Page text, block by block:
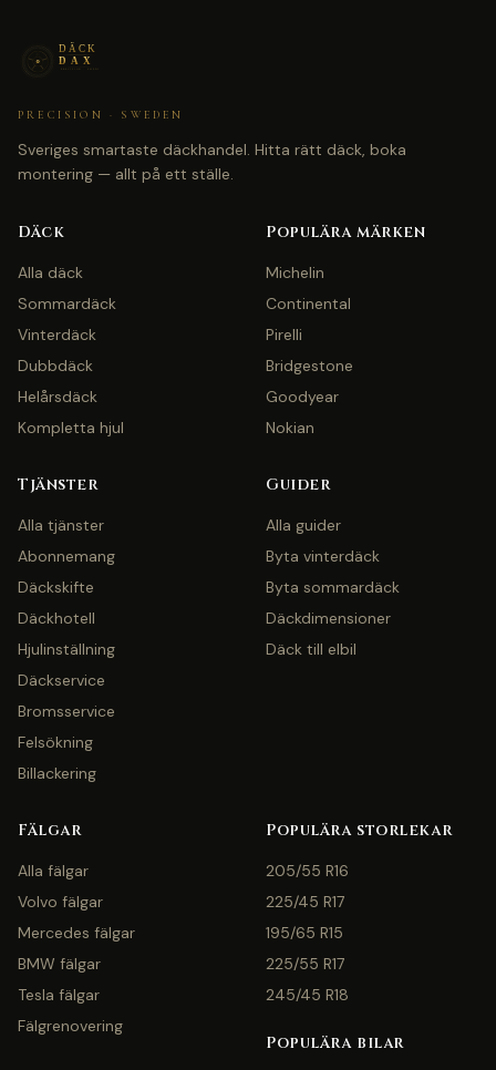
PRECISION · SWEDEN
Sveriges smartaste däckhandel. Hitta rätt däck, boka
montering — allt på ett ställe.
Däck
Alla däck
Sommardäck
Vinterdäck
Dubbdäck
Helårsdäck
Kompletta hjul
Populära märken
Michelin
Continental
Pirelli
Bridgestone
Goodyear
Nokian
Tjänster
Alla tjänster
Abonnemang
Däckskifte
Däckhotell
Hjulinställning
Däckservice
Bromsservice
Felsökning
Billackering
Guider
Alla guider
Byta vinterdäck
Byta sommardäck
Däckdimensioner
Däck till elbil
Fälgar
Alla fälgar
Volvo fälgar
Mercedes fälgar
BMW fälgar
Tesla fälgar
Fälgrenovering
Populära storlekar
205/55 R16
225/45 R17
195/65 R15
225/55 R17
245/45 R18
Populära bilar